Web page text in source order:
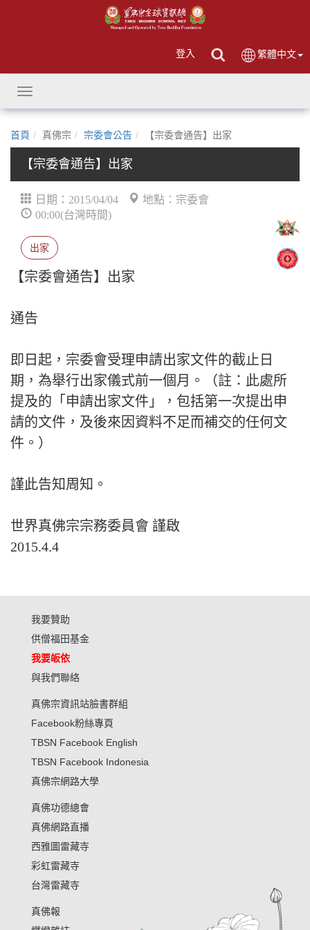
登入 繁體中文
Toggle
navigation
首頁 真佛宗 宗委會公告 【宗委會通告】出家
【宗委會通告】出家
日期：2015/04/04
地點：宗委會
00:00(台灣時間)
出家
【宗委會通告】出家
通告
即日起，宗委會受理申請出家文件的截止日
期，為舉行出家儀式前一個月。（註：此處所
提及的「申請出家文件」，包括第一次提出申
請的文件，及後來因資料不足而補交的任何文
件。）
謹此告知周知。
世界真佛宗宗務委員會 謹啟
2015.4.4
我要贊助
供僧福田基金
我要皈依
與我們聯絡
真佛宗資訊站臉書群組
Facebook粉絲專頁
TBSN Facebook English
TBSN Facebook Indonesia
真佛宗網路大學
真佛功德總會
真佛網路直播
西雅圖雷藏寺
彩虹雷藏寺
台灣雷藏寺
真佛報